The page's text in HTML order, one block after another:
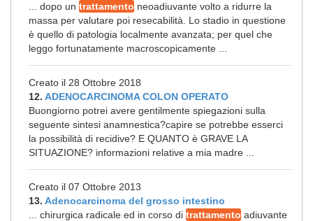
... dopo un trattamento neoadiuvante volto a ridurre la
massa per valutare poi resecabilità. Lo stadio in questione
è quello di patologia localmente avanzata; per quel che
leggo fortunatamente macroscopicamente ...
Creato il 28 Ottobre 2018
12. ADENOCARCINOMA COLON OPERATO
Buongiorno potrei avere gentilmente spiegazioni sulla
seguente sintesi anamnestica?capire se potrebbe esserci
la possibilità di recidive? E QUANTO è GRAVE LA
SITUAZIONE? informazioni relative a mia madre ...
Creato il 07 Ottobre 2013
13. Adenocarcinoma del grosso intestino
... chirurgica radicale ed in corso di trattamento adiuvante